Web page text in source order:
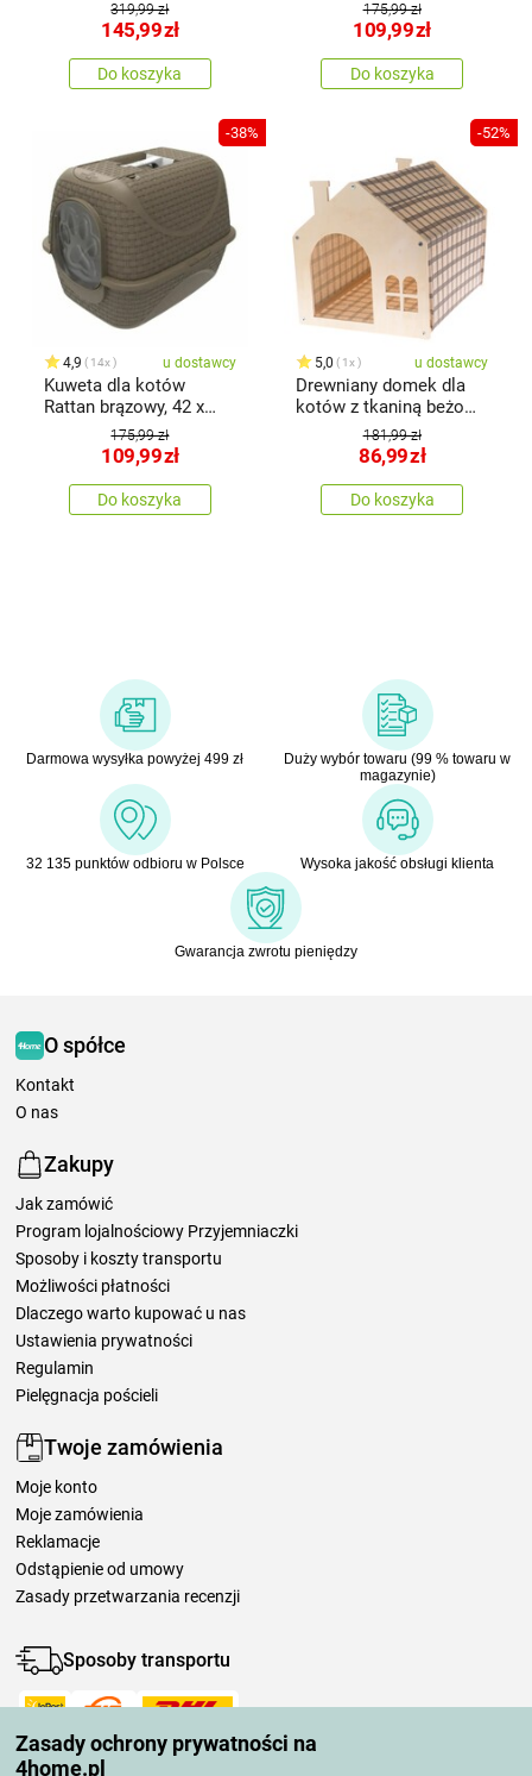
Zasady ochrony prywatności na
4home.pl
319,99 zł
145,99zł
Do koszyka
175,99 zł
109,99zł
Do koszyka
-38%
4,9 14x u dostawcy
Kuweta dla kotów
Rattan brązowy, 42 x
50,5 x 40 cm175,99 zł
109,99zł
Do koszyka
-52%
5,0 1x u dostawcy
Drewniany domek dla
kotów z tkaniną beżowy,
51,5 x 39,5 x 38 cm
181,99 zł
86,99zł
Do koszyka
Darmowa wysyłka powyżej 499 zł
Duży wybór towaru (99 % towaru w
magazynie)
32 135 punktów odbioru w Polsce Wysoka jakość obsługi klienta
Gwarancja zwrotu pieniędzy
O spółce
Kontakt
O nas
Zakupy
Jak zamówić
Program lojalnościowy Przyjemniaczki
Sposoby i koszty transportu
Możliwości płatności
Dlaczego warto kupować u nas
Ustawienia prywatności
Regulamin
Pielęgnacja pościeli
Twoje zamówienia
Moje konto
Moje zamówienia
Reklamacje
Odstąpienie od umowy
Zasady przetwarzania recenzji
Sposoby transportu
Metody płatności